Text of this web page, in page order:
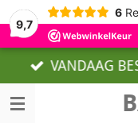
9,7
6
VANDAAG